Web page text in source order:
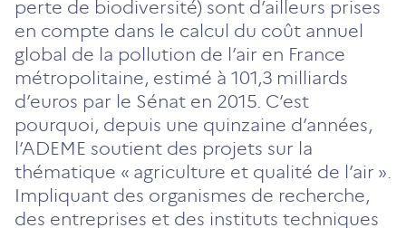
perte de biodiversité) sont d’ailleurs prises
en compte dans le calcul du coût annuel
global de la pollution de l’air en France
métropolitaine, estimé à 101,3 milliards
d’euros par le Sénat en 2015. C’est
pourquoi, depuis une quinzaine d’années,
l’ADEME soutient des projets sur la
thématique « agriculture et qualité de l’air ».
Impliquant des organismes de recherche,
des entreprises et des instituts ­techniques